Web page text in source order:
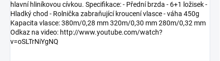
hlavní hliníkovou cívkou. Specifikace: - Přední brzda - 6+1 ložisek -
Hladký chod - Rolnička zabraňující kroucení vlasce - váha 450g
Kapacita vlasce: 380m/0,28 mm 320m/0,30 mm 280m/0,32 mm
Odkaz na video: http://www.youtube.com/watch?
v=oSLTrNiYgNQ